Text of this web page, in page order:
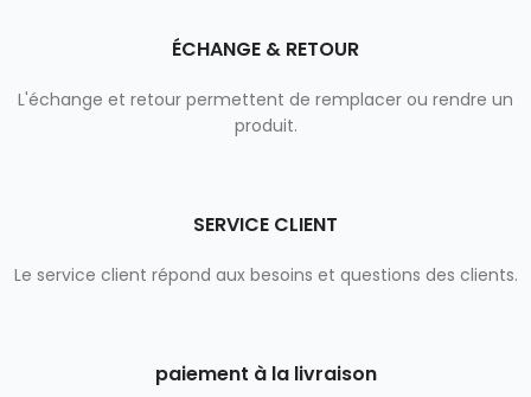
ÉCHANGE & RETOUR​
L'échange et retour permettent de remplacer ou rendre un
produit.
SERVICE CLIENT
Le service client répond aux besoins et questions des clients.
paiement à la livraison